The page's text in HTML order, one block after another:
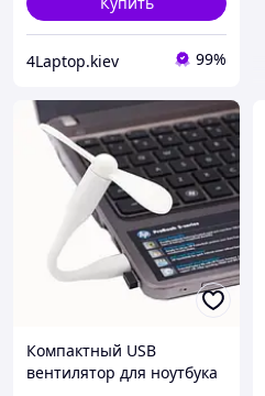
4Laptop.kiev 99%
Компактный USB
вентилятор для ноутбука